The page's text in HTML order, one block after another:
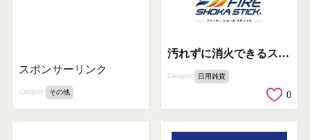
スポンサーリンク
Category その他
汚れずに消火できるスティック型消火器
Category 日用雑貨
0